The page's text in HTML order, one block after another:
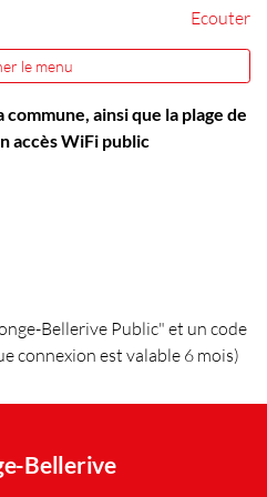
Ecouter
le menu
ainsi que la plage de
accès WiFi public
Bellerive Public" et un code
connexion est valable 6 mois)
Bellerive